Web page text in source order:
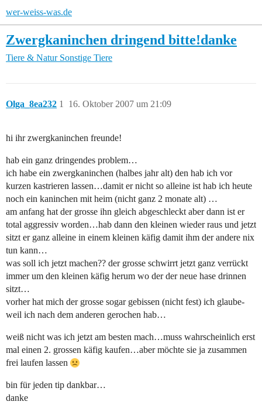
wer-weiss-was.de
Zwergkaninchen dringend bitte!danke
Tiere & Natur Sonstige Tiere
Olga_8ea232 16. Oktober 2007 um 21:09
1
hi ihr zwergkaninchen freunde!
hab ein ganz dringendes problem…
ich habe ein zwergkaninchen (halbes jahr alt) den hab ich vor
kurzen kastrieren lassen…damit er nicht so alleine ist hab ich heute
noch ein kaninchen mit heim (nicht ganz 2 monate alt) …
am anfang hat der grosse ihn gleich abgeschleckt aber dann ist er
total aggressiv worden…hab dann den kleinen wieder raus und jetzt
sitzt er ganz alleine in einem kleinen käfig damit ihm der andere nix
tun kann…
was soll ich jetzt machen?? der grosse schwirrt jetzt ganz verrückt
immer um den kleinen käfig herum wo der der neue hase drinnen
sitzt…
vorher hat mich der grosse sogar gebissen (nicht fest) ich glaube-
weil ich nach dem anderen gerochen hab…
weiß nicht was ich jetzt am besten mach…muss wahrscheinlich erst
mal einen 2. grossen käfig kaufen…aber möchte sie ja zusammen
frei laufen lassen
bin für jeden tip dankbar…
danke